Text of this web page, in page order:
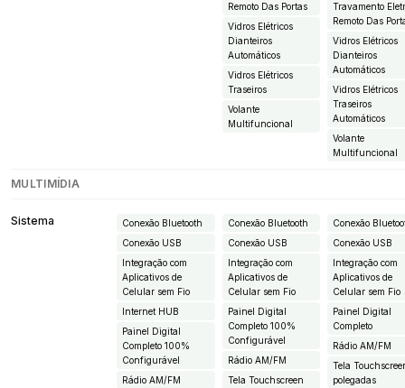
Remoto Das Portas
Vidros Elétricos
Dianteiros
Automáticos
Vidros Elétricos
Traseiros
Volante
Multifuncional
Travamento
Remoto Das
Vidros Elétricos
Dianteiros
Automáticos
Vidros Elétricos
Traseiros
Automáticos
Volante
Multifuncional
MULTIMÍDIA
Sistema
Conexão Bluetooth
Conexão USB
Integração com
Aplicativos de
Celular sem Fio
Internet HUB
Painel Digital
Completo 100%
Configurável
Rádio AM/FM
Conexão Bluetooth
Conexão USB
Integração com
Aplicativos de
Celular sem Fio
Painel Digital
Completo 100%
Configurável
Rádio AM/FM
Tela Touchscreen
Conexão
Conexão USB
Integração com
Aplicativos de
Celular sem Fio
Painel Digital
Completo
Rádio AM/FM
Tela
polegadas